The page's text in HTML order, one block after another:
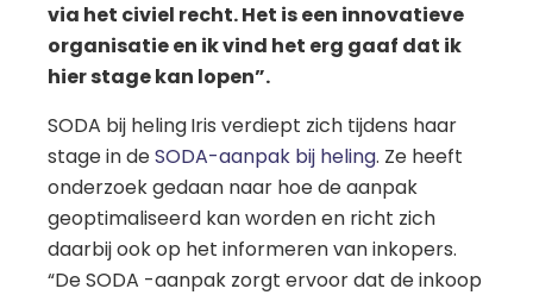
via het civiel recht. Het is een innovatieve
organisatie en ik vind het erg gaaf dat ik
hier stage kan lopen”.
SODA bij helingIris verdiept zich tijdens haar
stage in deSODA-aanpak bij heling. Ze heeft
onderzoek gedaan naar hoe de aanpak
geoptimaliseerd kan worden en richt zich
daarbij ook op het informeren van inkopers.
“De SODA -aanpak zorgt ervoor dat de inkoop